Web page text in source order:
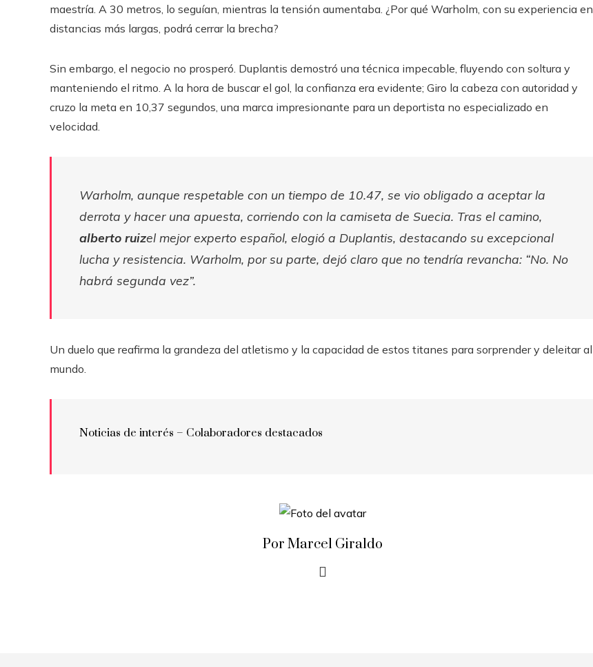
maestría. A 30 metros, lo seguían, mientras la tensión aumentaba. ¿Por qué Warholm, con su experiencia en
distancias más largas, podrá cerrar la brecha?
Sin embargo, el negocio no prosperó. Duplantis demostró una técnica impecable, fluyendo con soltura y
manteniendo el ritmo. A la hora de buscar el gol, la confianza era evidente; Giro la cabeza con autoridad y
cruzo la meta en 10,37 segundos, una marca impresionante para un deportista no especializado en
velocidad.
Warholm, aunque respetable con un tiempo de 10.47, se vio obligado a aceptar la
derrota y hacer una apuesta, corriendo con la camiseta de Suecia. Tras el camino,
alberto ruizel mejor experto español, elogió a Duplantis, destacando su excepcional
lucha y resistencia. Warholm, por su parte, dejó claro que no tendría revancha: “No. No
habrá segunda vez”.
Un duelo que reafirma la grandeza del atletismo y la capacidad de estos titanes para sorprender y deleitar al
mundo.
Noticias de interés – Colaboradores destacados
Por Marcel Giraldo